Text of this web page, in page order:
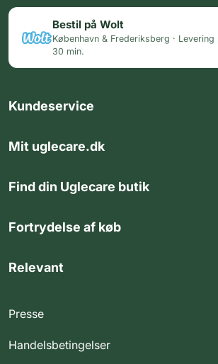
Bestil på Wolt
København & Frederiksberg · Levering
30 min.
Kundeservice
Mit uglecare.dk
Find din Uglecare butik
Fortrydelse af køb
Relevant
Presse
Handelsbetingelser